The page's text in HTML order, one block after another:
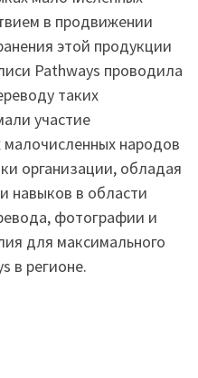
в продвижении
этой продукции
Pathways проводила
таких
участие
малочисленных народов
организации, обладая
навыков в области
фотографии и
для максимального
в регионе.